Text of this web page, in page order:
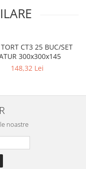
CT3 25 BUC/SET
300x300x145
148,32 Lei
noastre